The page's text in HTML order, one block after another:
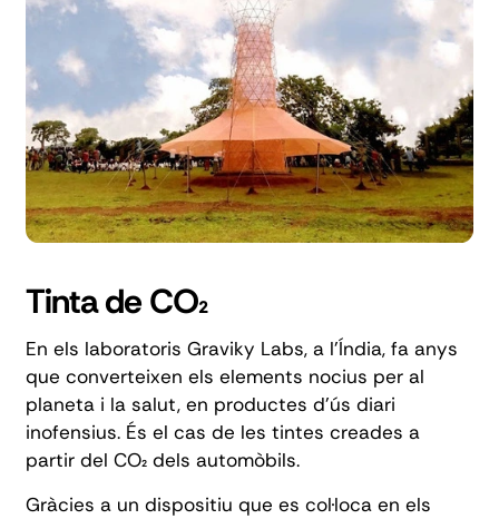
Tinta de CO₂
En els laboratoris Graviky Labs, a l'Índia, fa anys
que converteixen els elements nocius per al
planeta i la salut, en productes d'ús diari
inofensius. És el cas de les tintes creades a
partir del CO₂ dels automòbils.
Gràcies a un dispositiu que es col·loca en els